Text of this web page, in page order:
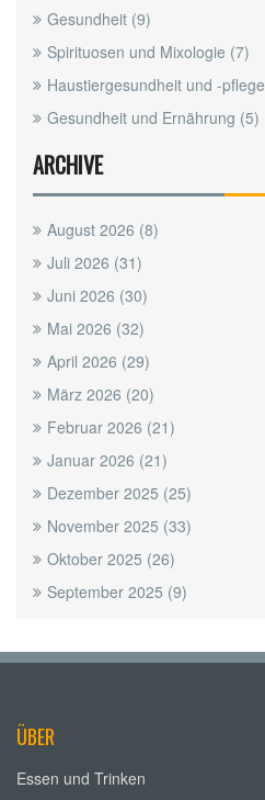
Gesundheit (9)
Spirituosen und Mixologie (7)
Haustiergesundheit und -pflege
Gesundheit und Ernährung (5)
ARCHIVE
August 2026 (8)
Juli 2026 (31)
Juni 2026 (30)
Mai 2026 (32)
April 2026 (29)
März 2026 (20)
Februar 2026 (21)
Januar 2026 (21)
Dezember 2025 (25)
November 2025 (33)
Oktober 2025 (26)
September 2025 (9)
ÜBER
Essen und Trinken